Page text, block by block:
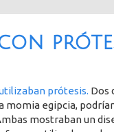
con
prótesis. Dos
momia egipcia,
mostraban un